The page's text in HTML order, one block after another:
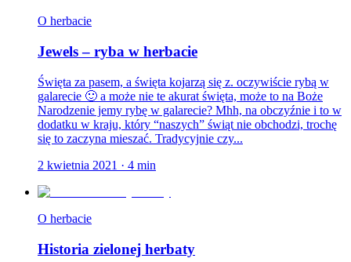
O herbacie
Jewels – ryba w herbacie
Święta za pasem, a święta kojarzą się z. oczywiście rybą w
galarecie 🙂 a może nie te akurat święta, może to na Boże
Narodzenie jemy rybę w galarecie? Mhh, na obczyźnie i to w
dodatku w kraju, który “naszych” świąt nie obchodzi, trochę
się to zaczyna mieszać. Tradycyjnie czy...
2 kwietnia 2021 · 4 min
O herbacie
Historia zielonej herbaty